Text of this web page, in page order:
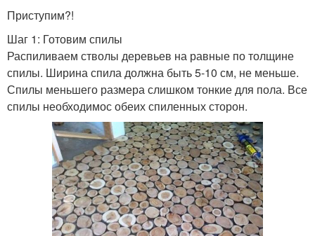
Приступим?!
Шаг 1: Готовим спилы
Распиливаем стволы деревьев на равные по толщине
спилы. Ширина спила должна быть 5-10 см, не меньше.
Спилы меньшего размера слишком тонкие для пола. Все
спилы необходимос обеих спиленных сторон.